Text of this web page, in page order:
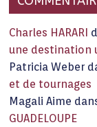
Charles HARARI
une destination
Patricia Weber
et de tournages
Magali Aime
GUADELOUPE